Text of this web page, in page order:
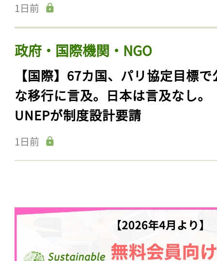
1日前
政府・国際機関・NGO
【国際】67カ国、パリ協定目標で
な移行に言及。日本は言及なし。
UNEPが制度設計要請
1日前